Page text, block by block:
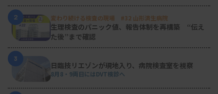
2 変わり続ける検査の現場 #32 山形済生病院
生理検査のパニック値、報告体制を再構築 “伝え
た後”まで確認
3
日臨技リエゾンが現地入り、病院検査室を視察
8月8・9両日にはDVT検診へ